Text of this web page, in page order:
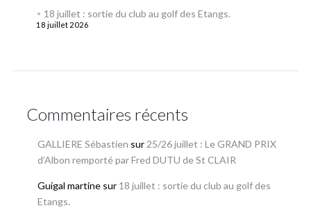
18 juillet : sortie du club au golf des Etangs.
18 juillet 2026
Commentaires récents
GALLIERE Sébastien sur 25/26 juillet : Le GRAND PRIX
d’Albon remporté par Fred DUTU de St CLAIR
Guigal martinesur 18 juillet : sortie du club au golf des
Etangs.